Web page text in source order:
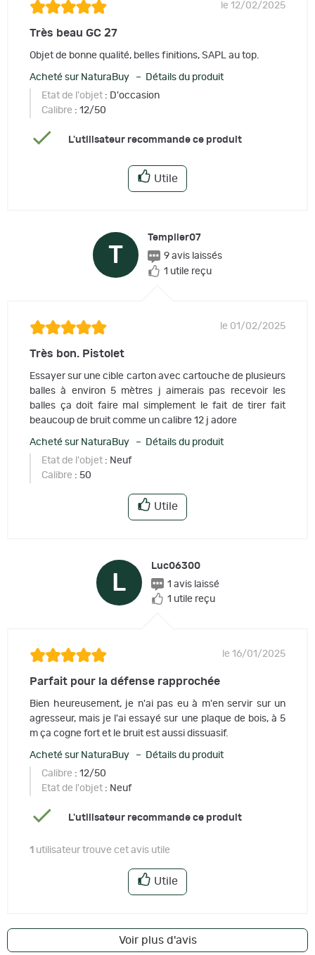
le 12/02/2025
Très beau GC 27
Objet de bonne qualité, belles finitions, SAPL au top.
Acheté sur NaturaBuy – Détails du produit
Etat de l'objet : D'occasion
Calibre : 12/50
L'utilisateur recommande ce produit
Utile
T
Templier07
9 avis laissés
1 utile reçu
le 01/02/2025
Très bon. Pistolet
Essayer sur une cible carton avec cartouche de plusieurs
balles à environ 5 mètres j aimerais pas recevoir les
balles ça doit faire mal simplement le fait de tirer fait
beaucoup de bruit comme un calibre 12 j adore
Acheté sur NaturaBuy – Détails du produit
Etat de l'objet : Neuf
Calibre : 50
Utile
L
Luc06300
1 avis laissé
1 utile reçu
le 16/01/2025
Parfait pour la défense rapprochée
Bien heureusement, je n'ai pas eu à m'en servir sur un
agresseur, mais je l'ai essayé sur une plaque de bois, à 5
m ça cogne fort et le bruit est aussi dissuasif.
Acheté sur NaturaBuy – Détails du produit
Calibre : 12/50
Etat de l'objet : Neuf
L'utilisateur recommande ce produit
1 utilisateur trouve cet avis utile
Utile
Voir plus d'avis